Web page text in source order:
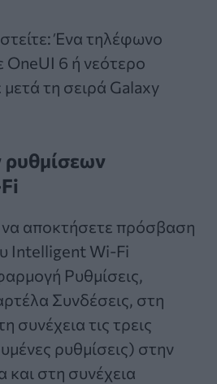
Ένα τηλέφωνο
OneUI 6 ή νεότερο
τη σειρά Galaxy
ρυθμίσεων
αποκτήσετε πρόσβαση
Intelligent Wi-Fi
Ρυθμίσεις,
Συνδέσεις, στη
συνέχεια τις τρεις
ρυθμίσεις) στην
και στη συνέχεια